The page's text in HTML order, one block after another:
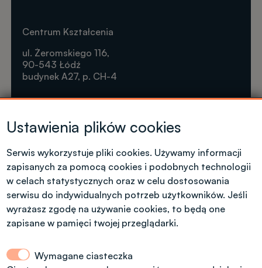
Kontakt dla kandydatów z polskim
obywatelstwem
Dział Rekrutacji Politechniki Łódzkiej
Centrum Kształcenia
ul. Żeromskiego 116,
90-543 Łódź
budynek A27, p. CH-4
Krótkie formy kształcenia
Tel. +48 42 631 23 14
microcredentials@info.p.lodz.pl
Ustawienia plików cookies
Serwis wykorzystuje pliki cookies. Używamy informacji
zapisanych za pomocą cookies i podobnych technologii
w celach statystycznych oraz w celu dostosowania
serwisu do indywidualnych potrzeb użytkowników. Jeśli
wyrażasz zgodę na używanie cookies, to będą one
zapisane w pamięci twojej przeglądarki.
Wymagane ciasteczka